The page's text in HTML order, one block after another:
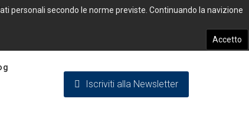
personali secondo le norme previste. Continuando la navizione
Accetto
Iscriviti alla Newsletter